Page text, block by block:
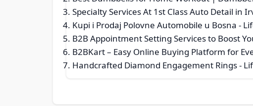
Specialty Services At 1st Class Auto Detail in
Kupi i Prodaj Polovne Automobile u Bosna -
B2B Appointment Setting Services to Boost
B2BKart – Easy Online Buying Platform for
Handcrafted Diamond Engagement Rings-